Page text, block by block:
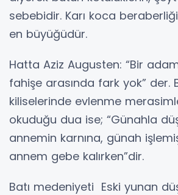
sebebidir. Karı koca
en büyüğüdür.
Hatta Aziz Augusten: “Bir
fahişe arasında fark yok” der.
kiliselerinde evlenme
okuduğu dua ise; “Günahla
annemin karnına, günah
annem gebe kalırken”dir.
Batı medeniyeti Eski yunan